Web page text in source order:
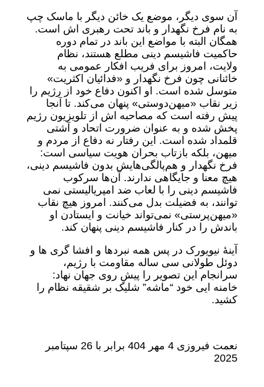
آن سوی دیگر، موضع یک خائن دیگر با ماسک چپ
به نام فرخ نگهدار و باند تحت رهبری اش است.
همگان البته با مواضع این باند در تمام دوره
حاکمیت فاشیسم دینی مطلع هستند، نظام
ولایت، امروز برای فریب افکار عمومی به
خائنانی چون فرخ نگهدار و «فدائیان اکثریت»
متوسل شده است. او اکنون دفاع خود از رژیم را
زیر نقاب «میهن‌دوستی» پنهان می‌کند. تا آنجا
پیش رفته است که مصاحبه اش از تلویزیون رژیم
پخش شده و به عنوان ضرورت اتحاد و آشتی
قلمداد شده است. این رفتار نه دفاع از مردم و
میهن، بلکه بازتاب بحران هویت سیاسی است:
فرخ نگهدار و هم‌پالگی‌هایش بدون فاشیسم دینی،
هیچ معنا و جایگاهی ندارند. آن‌ها سرکوب
فاشیسم دینی را با لعاب ضد امپریالیستی نمی
توانند، به فضیلت بدل می‌کنند. امروز هیچ نقاب
«میهن‌پرستی» نمی‌تواند خیانت و ایستادن او
باندش را در کنار فاشیسم دینی پنهان کند.
آینهٔ نیویورک در پس همه نبردها و افشا گری ها و
دوئل طولانی سی ساله مقاومت با رژیم،
سرانجام این تصویر را پیشِ روی جهان نهاد:
خامنه ایی خود “ماشه” شلیک بر شقیقه نظام را
کشید.
نعمت فیروزی 4 مهر 404 برابر با 26 سپتامبر
2025